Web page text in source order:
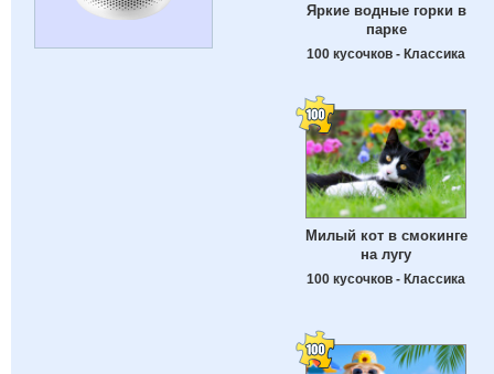
Яркие водные горки в
парке
100 кусочков - Классика
Милый кот в смокинге
на лугу
100 кусочков - Классика